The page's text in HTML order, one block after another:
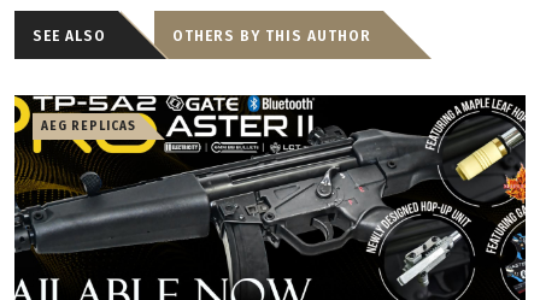
SEE ALSO OTHERS BY THIS AUTHOR
AEG REPLICAS